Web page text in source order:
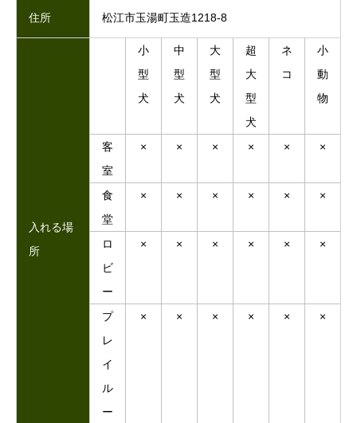
住所 松江市玉湯町玉造1218-8
入れる場
所
小
型
犬
中
型
犬
大
型
犬
超
大
型
犬
ネ
コ
小
動
物
客
室
× × × × × ×
食
堂
× × × × × ×
ロ
ビ
ー
× × × × × ×
プ
レ
イ
ル
ー
× × × × × ×